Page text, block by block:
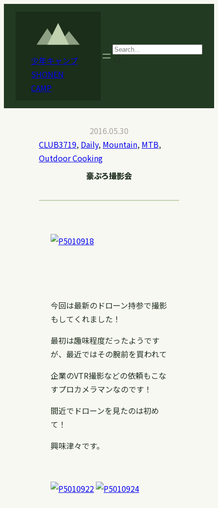
少年キャンプ
SHONEN
CAMP
2016.05.30
CLUB3719, Daily, Mountain, MTB
Outdoor Cooking
豪ぷろ撮影会
今回は最新のドローン持参で撮影
もしてくれました！
最初は趣味程度だったようです
が、最近ではその腕前を買われて
企業のVTR撮影などの依頼もこな
すプロカメラマンなのです！
間近でドローンを見たのは初め
て！
興味津々です。